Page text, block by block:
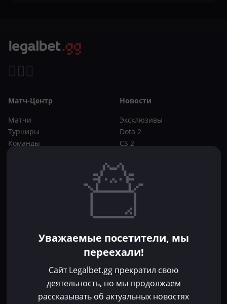
Матч-Центр
Матчи
Турниры
Команды
Новости
Эксклюзивы
Dota 2
CS 2
Букмекеры
CS 2
Фрибеты
Без депозита
Уважаемые посетители, мы
переехали!
Сайт Legalbet.gg прекратил свою
деятельность, но мы продолжаем
рассказывать об актуальных новостях